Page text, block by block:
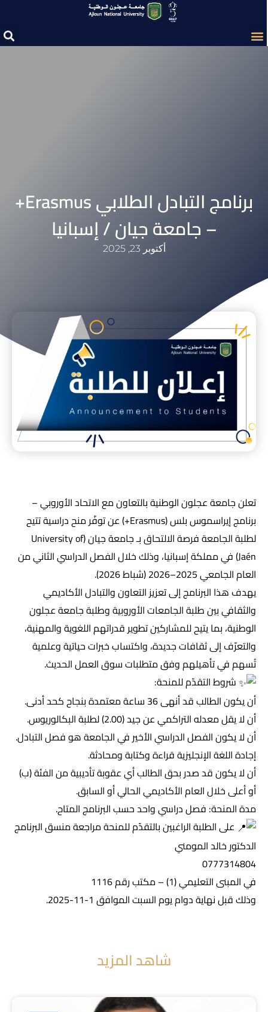
برنامج التبادل الطلابي Erasmus+
– جامعة جيان / إسبانيا
أكتوبر 23, 2025
تعلن جامعة عجلون الوطنية بالتعاون مع الاتحاد الأوروبي –
برنامج إيراسموس بلس (Erasmus+) عن توفّر منح دراسية تتيح
لطلبة الجامعة فرصة الالتحاق بـ جامعة جيان (University of
Jaén) في مملكة إسبانيا، وذلك خلال الفصل الدراسي الثاني من
العام الجامعي 2025–2026 (شباط 2026).
يهدف هذا البرنامج إلى تعزيز التعاون والتبادل الأكاديمي
والثقافي بين طلبة الجامعات الأوروبية وطلبة جامعة عجلون
الوطنية، بما يتيح للمشاركين تطوير قدراتهم اللغوية والمهنية،
والتعرّف إلى ثقافات جديدة، واكتساب خبرات حياتية وعلمية
تُسهم في تأهيلهم وفق متطلبات سوق العمل الحديث.
شروط التقدّم للمنحة:
أن يكون الطالب قد أنهى 36 ساعة معتمدة بنجاح كحد أدنى.
أن لا يقل معدله التراكمي عن جيد (2.00) لطلبة البكالوريوس.
أن لا يكون الفصل الدراسي الأخير في الجامعة هو فصل التبادل.
إجادة اللغة الإنجليزية قراءة وكتابة ومحادثة.
أن لا يكون قد صدر بحق الطالب أي عقوبة تأديبية من الفئة (ب)
أو أعلى خلال العام الأكاديمي الحالي أو السابق.
مدة المنحة: فصل دراسي واحد حسب البرنامج المتاح.
على الطلبة الراغبين بالتقدّم للمنحة مراجعة منسق البرنامج
الدكتور خالد المومني
0777314804
في المبنى التعليمي (1) – مكتب رقم 1116
وذلك قبل نهاية دوام يوم السبت الموافق 1-11-2025.
شاهد المزيد